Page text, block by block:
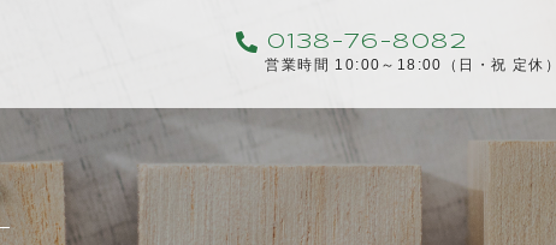
0138-76-8082
営業時間 10:00～18:00（日・祝 定休）